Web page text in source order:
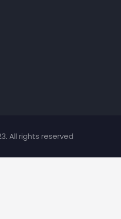
All rights reserved